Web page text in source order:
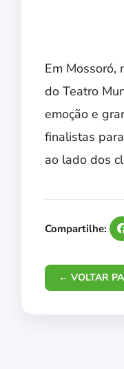
Em Mossoró,
do Teatro
emoção e
finalistas
ao lado dos
Compartilhe:
← VOLTAR